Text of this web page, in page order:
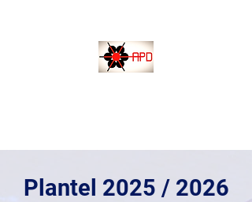
Plantel 2025 / 2026